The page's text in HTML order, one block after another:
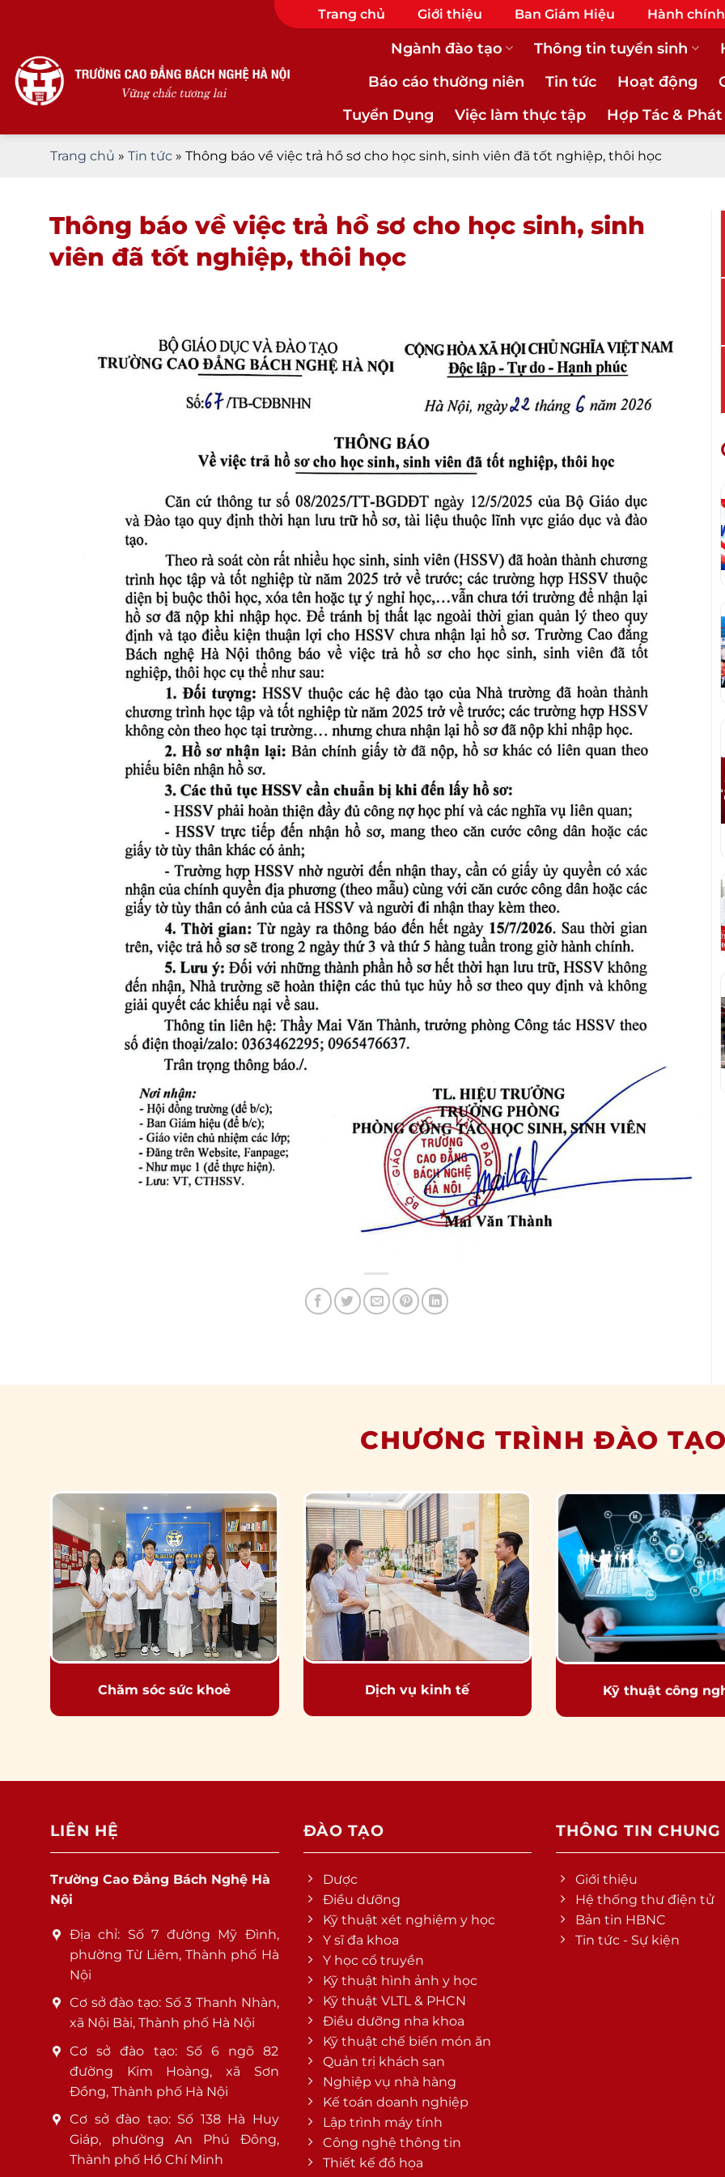
Trang chủ Giới thiệu Ban Giám Hiệu Hành
Ngành đào tạo Thông tin tuyển sinh
Báo cáo thường niên
Tin tức Hoạt động
Tuyển Dụng
Việc làm thực tập Hợp Tác &
Trang chủ » Tin tức » Thông báo về việc trả hồ sơ cho học sinh, sinh viên đã tốt nghiệp, thôi học
Thông báo về việc trả hồ sơ cho học sinh, sinh
viên đã tốt nghiệp, thôi học
CHƯƠNG TRÌNH ĐÀO
Chăm sóc sức khoẻ Dịch vụ kinh tế Kỹ thuật công
LIÊN HỆ
Trường Cao Đẳng Bách Nghệ Hà
Nội
Địa chỉ: Số 7 đường Mỹ Đình,
phường Từ Liêm, Thành phố Hà
Nội
Cơ sở đào tạo: Số 3 Thanh Nhàn,
xã Nội Bài, Thành phố Hà Nội
Cơ sở đào tạo: Số 6 ngõ 82
đường Kim Hoàng, xã Sơn
Đồng, Thành phố Hà Nội
Cơ sở đào tạo: Số 138 Hà Huy
Giáp, phường An Phú Đông,
Thành phố Hồ Chí Minh
ĐÀO TẠO
Dược
Điều dưỡng
Kỹ thuật xét nghiệm y học
Y sĩ đa khoa
Y học cổ truyền
Kỹ thuật hình ảnh y học
Kỹ thuật VLTL & PHCN
Điều dưỡng nha khoa
Kỹ thuật chế biến món ăn
Quản trị khách sạn
Nghiệp vụ nhà hàng
Kế toán doanh nghiệp
Lập trình máy tính
Công nghệ thông tin
Thiết kế đồ họa
THÔNG TIN CHUNG
Giới thiệu
Hệ thống thư điện tử
Bản tin HBNC
Tin tức - Sự kiện